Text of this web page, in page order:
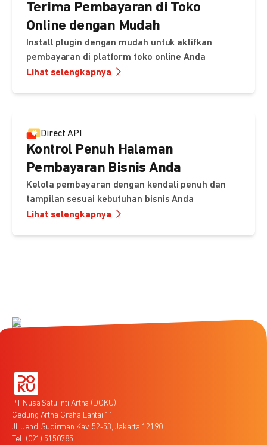
Terima Pembayaran di Toko
Online dengan Mudah
Install plugin dengan mudah untuk aktifkan
pembayaran di platform toko online Anda
Lihat selengkapnya
Direct API
Kontrol Penuh Halaman
Pembayaran Bisnis Anda
Kelola pembayaran dengan kendali penuh dan
tampilan sesuai kebutuhan bisnis Anda
Lihat selengkapnya
PT Nusa Satu Inti Artha (DOKU)
Gedung Artha Graha Lantai 11
Jl. Jend. Sudirman Kav. 52-53, Jakarta 12190
Tel. (021) 5150785,